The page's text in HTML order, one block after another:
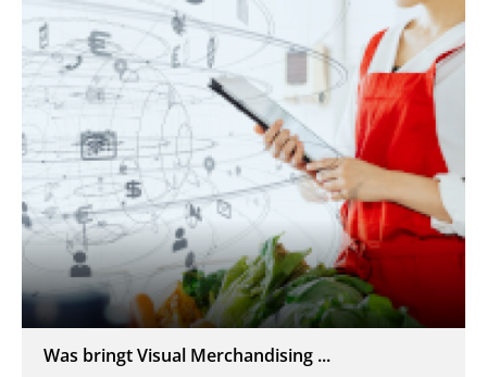
Was bringt Visual Merchandising ...